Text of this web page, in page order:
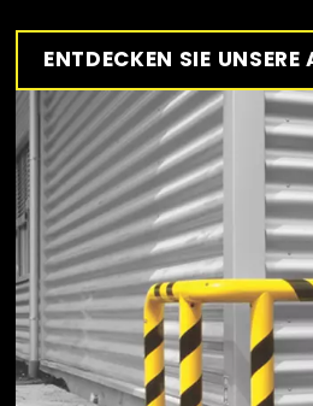
ENTDECKEN SIE UNSERE